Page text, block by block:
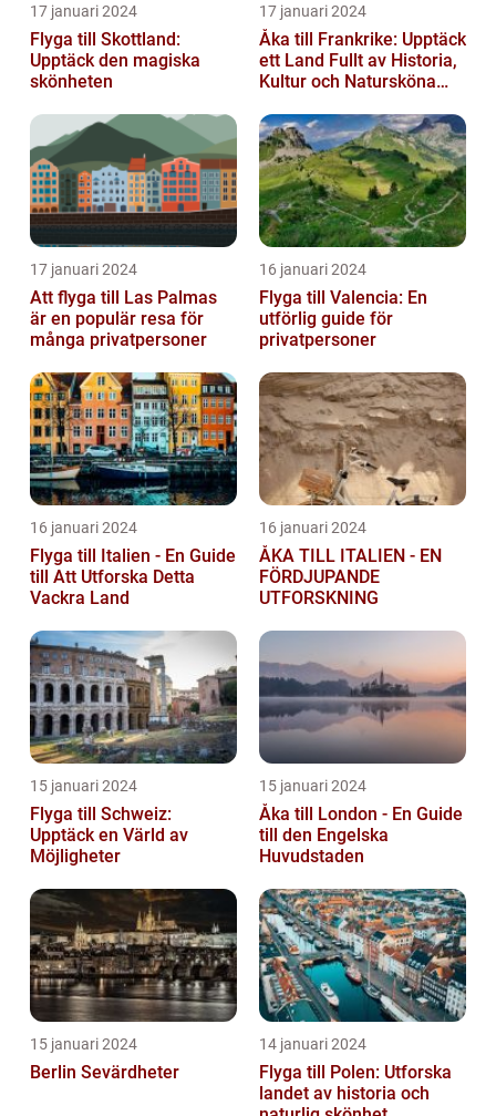
17 januari 2024
Flyga till Skottland:
Upptäck den magiska
skönheten
17 januari 2024
Åka till Frankrike: Upptäck
ett Land Fullt av Historia,
Kultur och Natursköna
17 januari 2024
Att flyga till Las Palmas
är en populär resa för
många privatpersoner
16 januari 2024
Flyga till Valencia: En
utförlig guide för
privatpersoner
16 januari 2024
Flyga till Italien - En Guide
till Att Utforska Detta
Vackra Land
16 januari 2024
ÅKA TILL ITALIEN - EN
FÖRDJUPANDE
UTFORSKNING
15 januari 2024
Flyga till Schweiz:
Upptäck en Värld av
Möjligheter
15 januari 2024
Åka till London - En Guide
till den Engelska
Huvudstaden
15 januari 2024
Berlin Sevärdheter
14 januari 2024
Flyga till Polen: Utforska
landet av historia och